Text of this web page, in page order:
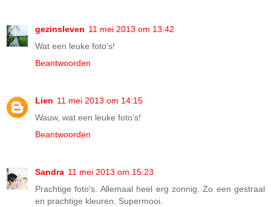
gezinsleven 11 mei 2013 om 13:42
Wat een leuke foto's!
Beantwoorden
Lien 11 mei 2013 om 14:15
Wauw, wat een leuke foto's!
Beantwoorden
Sandra 11 mei 2013 om 15:23
Prachtige foto's. Allemaal heel erg zonnig. Zo een gestraal
en prachtige kleuren. Supermooi.